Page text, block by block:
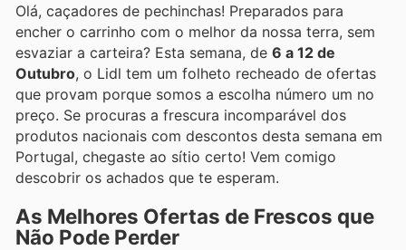
Olá, caçadores de pechinchas! Preparados para
encher o carrinho com o melhor da nossa terra, sem
esvaziar a carteira? Esta semana, de 6 a 12 de
Outubro, o Lidl tem um folheto recheado de ofertas
que provam porque somos a escolha número um no
preço. Se procuras a frescura incomparável dos
produtos nacionais com descontos desta semana em
Portugal, chegaste ao sítio certo! Vem comigo
descobrir os achados que te esperam.
As Melhores Ofertas de Frescos que
Não Pode Perder